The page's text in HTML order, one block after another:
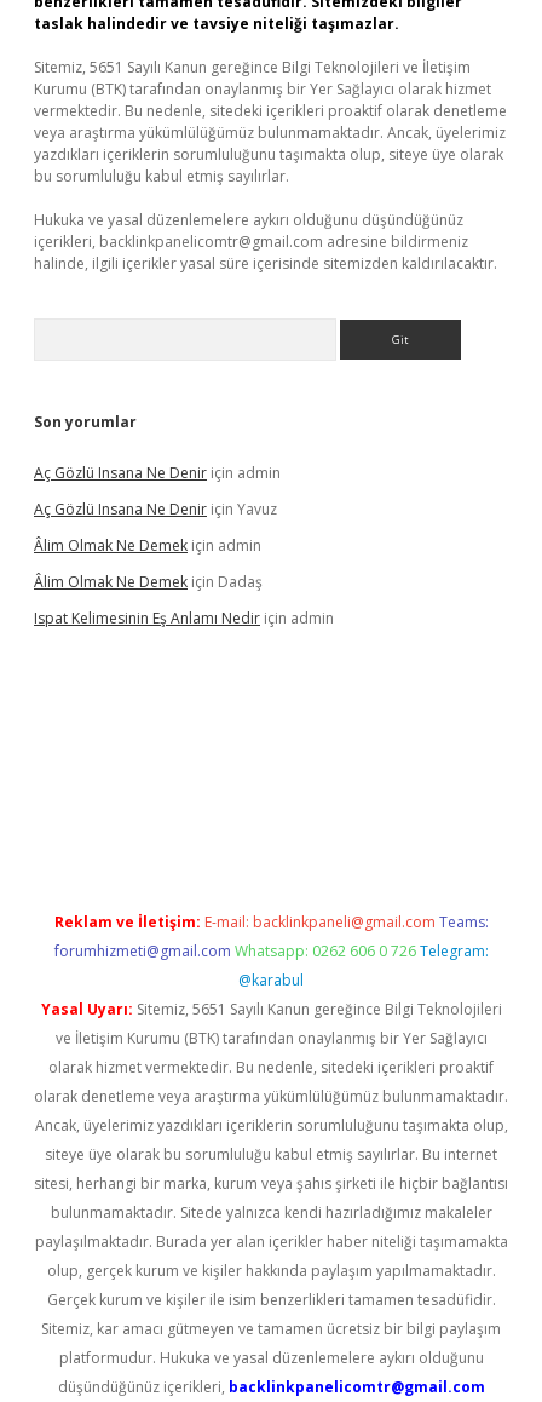
taslak halindedir ve tavsiye niteliği taşımazlar.
Sitemiz, 5651 Sayılı Kanun gereğince Bilgi Teknolojileri ve İletişim
Kurumu (BTK) tarafından onaylanmış bir Yer Sağlayıcı olarak hizmet
vermektedir. Bu nedenle, sitedeki içerikleri proaktif olarak denetleme
veya araştırma yükümlülüğümüz bulunmamaktadır. Ancak, üyelerimiz
yazdıkları içeriklerin sorumluluğunu taşımakta olup, siteye üye olarak
bu sorumluluğu kabul etmiş sayılırlar.
Hukuka ve yasal düzenlemelere aykırı olduğunu düşündüğünüz
içerikleri, backlinkpanelicomtr@gmail.com adresine bildirmeniz
halinde, ilgili içerikler yasal süre içerisinde sitemizden kaldırılacaktır.
Son yorumlar
Aç Gözlü Insana Ne Denir için admin
Aç Gözlü Insana Ne Denir için Yavuz
Âlim Olmak Ne Demek için admin
Âlim Olmak Ne Demek için Dadaş
Ispat Kelimesinin Eş Anlamı Nedir için admin
Reklam ve İletişim: E-mail: backlinkpaneli@gmail.com Teams:
forumhizmeti@gmail.com Whatsapp: 0262 606 0 726 Telegram:
@karabul
Yasal Uyarı: Sitemiz, 5651 Sayılı Kanun gereğince Bilgi Teknolojileri
ve İletişim Kurumu (BTK) tarafından onaylanmış bir Yer Sağlayıcı
olarak hizmet vermektedir. Bu nedenle, sitedeki içerikleri proaktif
olarak denetleme veya araştırma yükümlülüğümüz bulunmamaktadır.
Ancak, üyelerimiz yazdıkları içeriklerin sorumluluğunu taşımakta olup,
siteye üye olarak bu sorumluluğu kabul etmiş sayılırlar. Bu internet
sitesi, herhangi bir marka, kurum veya şahıs şirketi ile hiçbir bağlantısı
bulunmamaktadır. Sitede yalnızca kendi hazırladığımız makaleler
paylaşılmaktadır. Burada yer alan içerikler haber niteliği taşımamakta
olup, gerçek kurum ve kişiler hakkında paylaşım yapılmamaktadır.
Gerçek kurum ve kişiler ile isim benzerlikleri tamamen tesadüfidir.
Sitemiz, kar amacı gütmeyen ve tamamen ücretsiz bir bilgi paylaşım
platformudur. Hukuka ve yasal düzenlemelere aykırı olduğunu
düşündüğünüz içerikleri, backlinkpanelicomtr@gmail.com